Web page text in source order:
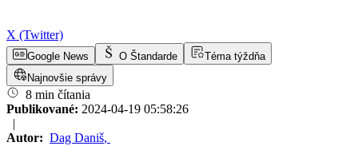
X (Twitter)
Google News O Štandarde
Téma týždňa
Najnovšie správy
8 min čítania
Publikované: 2024-04-19 05:58:26
|
Autor: Dag Daniš,